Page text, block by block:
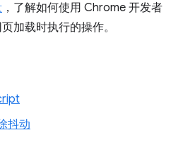
，了解如何使用 Chrome 开发者
加载时执行的操作。
抖动